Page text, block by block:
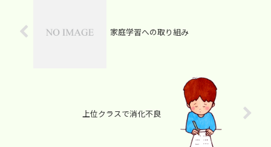
家庭学習への取り組み
上位クラスで消化不良